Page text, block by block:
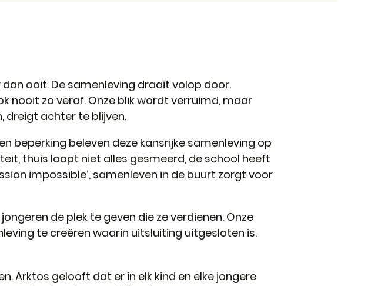
dan ooit. De samenleving draait volop door.
nooit zo veraf. Onze blik wordt verruimd, maar
dreigt achter te blijven.
beperking beleven deze kansrijke samenleving op
thuis loopt niet alles gesmeerd, de school heeft
impossible’, samenleven in de buurt zorgt voor
de plek te geven die ze verdienen. Onze
te creëren waarin uitsluiting uitgesloten is.
Arktos gelooft dat er in elk kind en elke jongere